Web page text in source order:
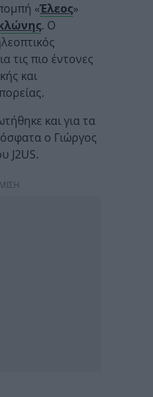
«Έλεος»
. Ο
τις πιο έντονες
και
και για τα
ο Γιώργος
J2US.